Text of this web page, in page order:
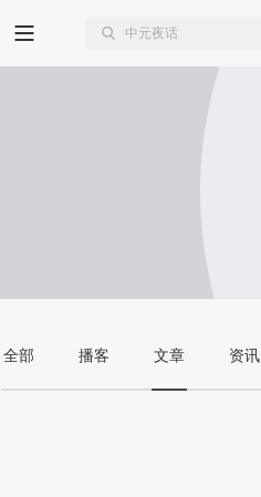
全部 播客 文章 资讯